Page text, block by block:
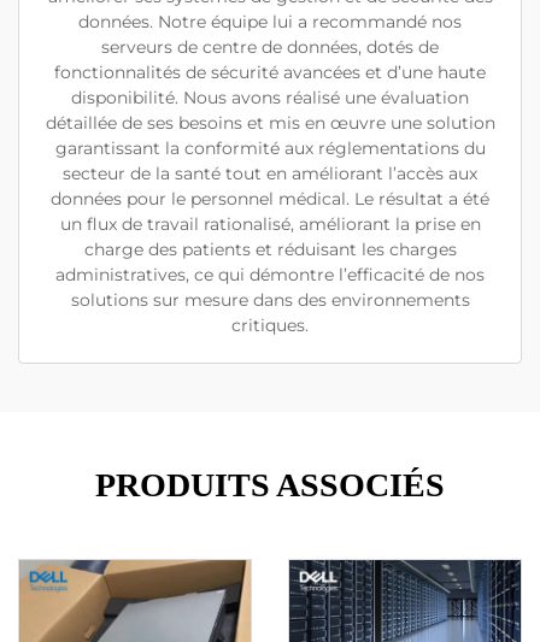
données. Notre équipe lui a recommandé nos
serveurs de centre de données, dotés de
fonctionnalités de sécurité avancées et d’une haute
disponibilité. Nous avons réalisé une évaluation
détaillée de ses besoins et mis en œuvre une solution
garantissant la conformité aux réglementations du
secteur de la santé tout en améliorant l’accès aux
données pour le personnel médical. Le résultat a été
un flux de travail rationalisé, améliorant la prise en
charge des patients et réduisant les charges
administratives, ce qui démontre l’efficacité de nos
solutions sur mesure dans des environnements
critiques.
PRODUITS ASSOCIÉS